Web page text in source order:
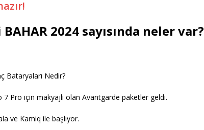
2024 sayısında neler var?
Bataryaları Nedir?
Pro için makyajlı olan Avantgarde paketler geldi.
ve Kamiq ile başlıyor.